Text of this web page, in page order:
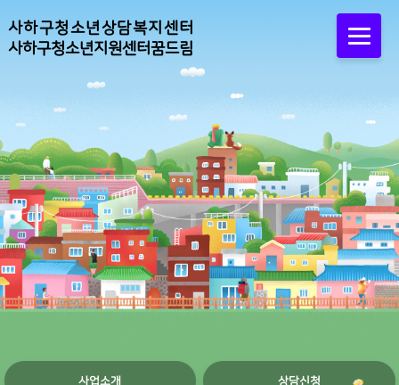
사하구청소년상담복지센터
사하구청소년지원센터꿈드림
사업소개 상담신청